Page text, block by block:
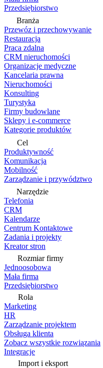
Przedsiębiorstwo
Branża
Przewóz i przechowywanie
Restauracja
Praca zdalna
CRM nieruchomości
Organizacje medyczne
Kancelaria prawna
Nieruchomości
Konsulting
Turystyka
Firmy budowlane
Sklepy i e-commerce
Kategorie produktów
Cel
Produktywność
Komunikacja
Mobilność
Zarządzanie i przywództwo
Narzędzie
Telefonia
CRM
Kalendarze
Centrum Kontaktowe
Zadania i projekty
Kreator stron
Rozmiar firmy
Jednoosobowa
Mała firma
Przedsiębiorstwo
Rola
Marketing
HR
Zarządzanie projektem
Obsługa klienta
Zobacz wszystkie rozwiązania
Integracje
Import i eksport